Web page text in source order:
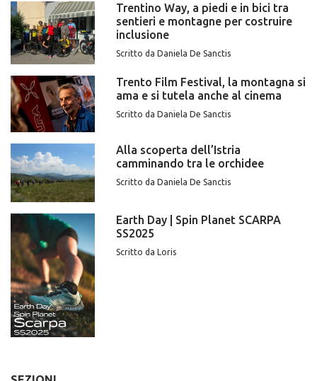
Trentino Way, a piedi e in bici tra
sentieri e montagne per costruire
inclusione
Scritto da Daniela De Sanctis
Trento Film Festival, la montagna si
ama e si tutela anche al cinema
Scritto da Daniela De Sanctis
Alla scoperta dell’Istria
camminando tra le orchidee
Scritto da Daniela De Sanctis
Earth Day | Spin Planet SCARPA
SS2025
Scritto da Loris